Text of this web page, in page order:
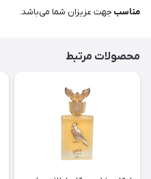
مناسب جهت عزیزان شما می‌باشد.
محصولات مرتبط